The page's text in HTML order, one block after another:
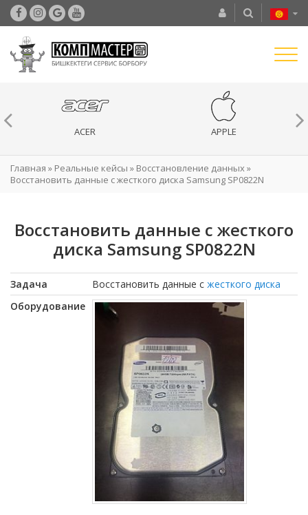
ACER APPLE
Главная » Реальные кейсы » Восстановление данных»
Восстановить данные с жесткого диска Samsung SP0822N
Восстановить данные с жесткого
диска Samsung SP0822N
Задача Восстановить данные с жесткого диска
Оборудование